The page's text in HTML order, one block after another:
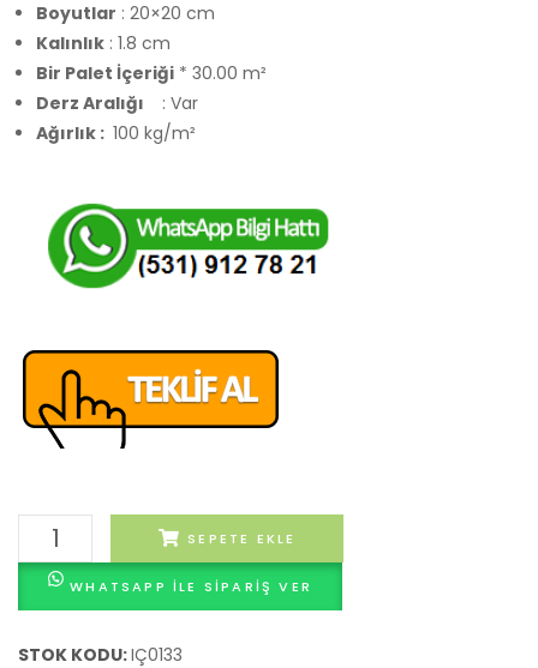
Boyutlar : 20×20 cm
Kalınlık : 1.8 cm
Bir Palet İçeriği * 30.00 m²
Derz Aralığı
: Var
Ağırlık : 100 kg/m²
Çini
adet
SEPETE EKLE
WHATSAPP ILE SIPARIŞ VER
STOK KODU:IÇ0133